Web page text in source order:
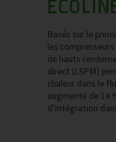
Basés sur le
les
de hauts
direct (LSPM)
chaleur dans le
augmenté de 14
d’intégration